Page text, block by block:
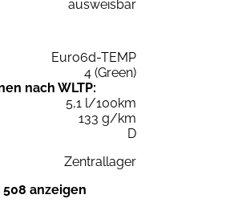
ausweisbar
Euro6d-TEMP
4 (Green)
nach WLTP:
5,1 l/100km
133 g/km
D
Zentrallager
anzeigen